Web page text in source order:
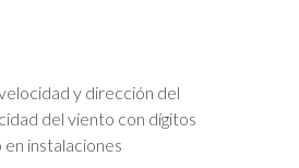
y dirección del
del viento con dígitos
instalaciones